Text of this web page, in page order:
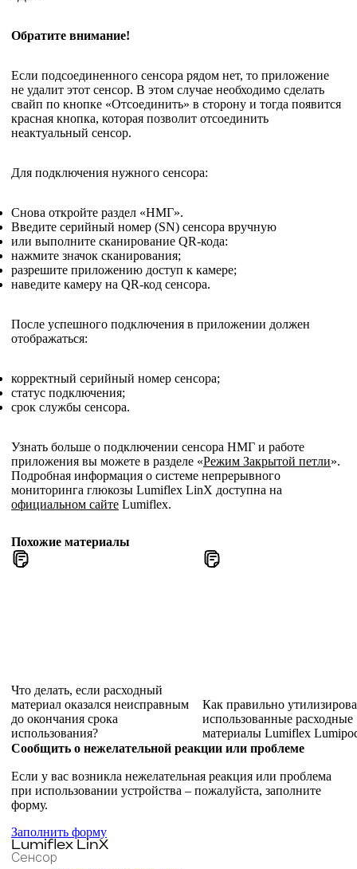
Обратите внимание!
Если подсоединенного сенсора рядом нет, то приложение
не удалит этот сенсор. В этом случае необходимо сделать
свайп по кнопке «Отсоединить» в сторону и тогда появится
красная кнопка, которая позволит отсоединить
неактуальный сенсор.
Для подключения нужного сенсора:
Снова откройте раздел «НМГ».
Введите серийный номер (SN) сенсора вручную
или выполните сканирование QR-кода:
нажмите значок сканирования;
разрешите приложению доступ к камере;
наведите камеру на QR-код сенсора.
После успешного подключения в приложении должен
отображаться:
корректный серийный номер сенсора;
статус подключения;
срок службы сенсора.
Узнать больше о подключении сенсора НМГ и работе
приложения вы можете в разделе «Режим Закрытой петли».
Подробная информация о системе непрерывного
мониторинга глюкозы Lumiflex LinX доступна на
официальном сайте Lumiflex.
Похожие материалы
Что делать, если расходный
материал оказался неисправным
до окончания срока
использования?
Как правильно
использованные расходные
материалы Lumiflex
Сообщить о нежелательной реакции или проблеме
Если у вас возникла нежелательная реакция или проблема
при использовании устройства – пожалуйста, заполните
форму.
Заполнить форму
Lumiflex LinX
Сенсор